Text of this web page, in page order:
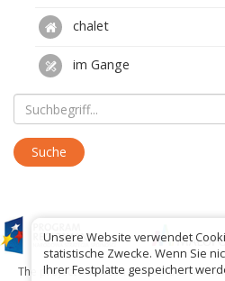
chalet
im Gange
The project has been carried out with
Unsere Website verwendet
statistische Zwecke. Wenn Sie
Ihrer Festplatte gespeichert